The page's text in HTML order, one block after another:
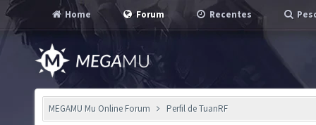
Home Forum Recentes
MEGAMU Mu Online Forum Perfil de TuanRF